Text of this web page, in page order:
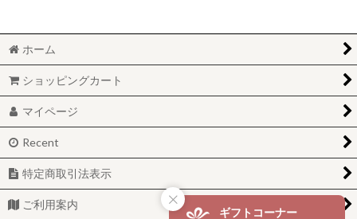
ホーム
ショッピングカート
マイページ
Recent
特定商取引法表示
ご利用案内
ギフトコーナー